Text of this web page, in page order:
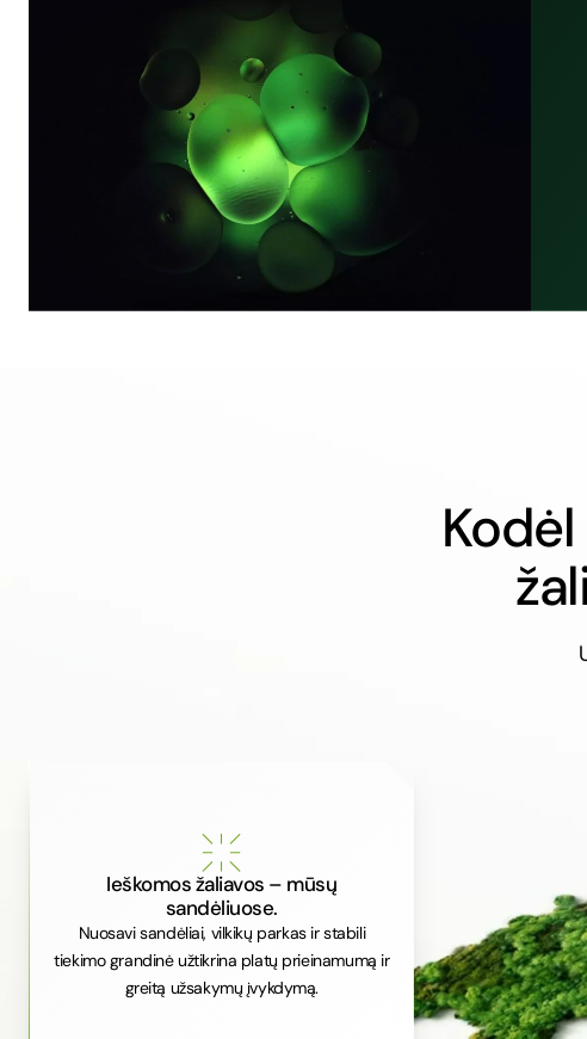
Ieškomos žaliavos – mūsų
sandėliuose.
Nuosavi sandėliai, vilkikų parkas ir stabili
tiekimo grandinė užtikrina platų prieinamumą ir
greitą užsakymų įvykdymą.